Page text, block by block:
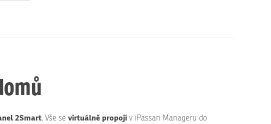
2Smart. Vše se virtuálně propojí v iPassan Manageru do